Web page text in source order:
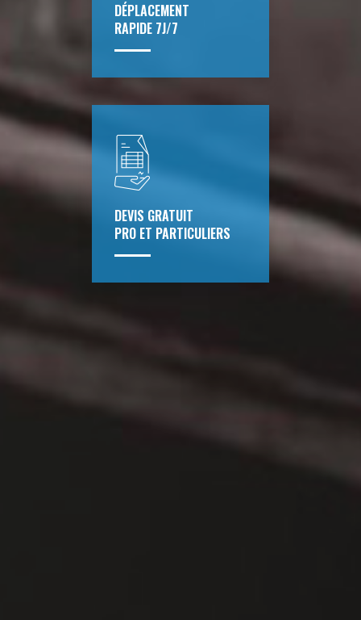
DÉPLACEMENT
RAPIDE 7J/7
DEVIS GRATUIT
PRO ET PARTICULIERS